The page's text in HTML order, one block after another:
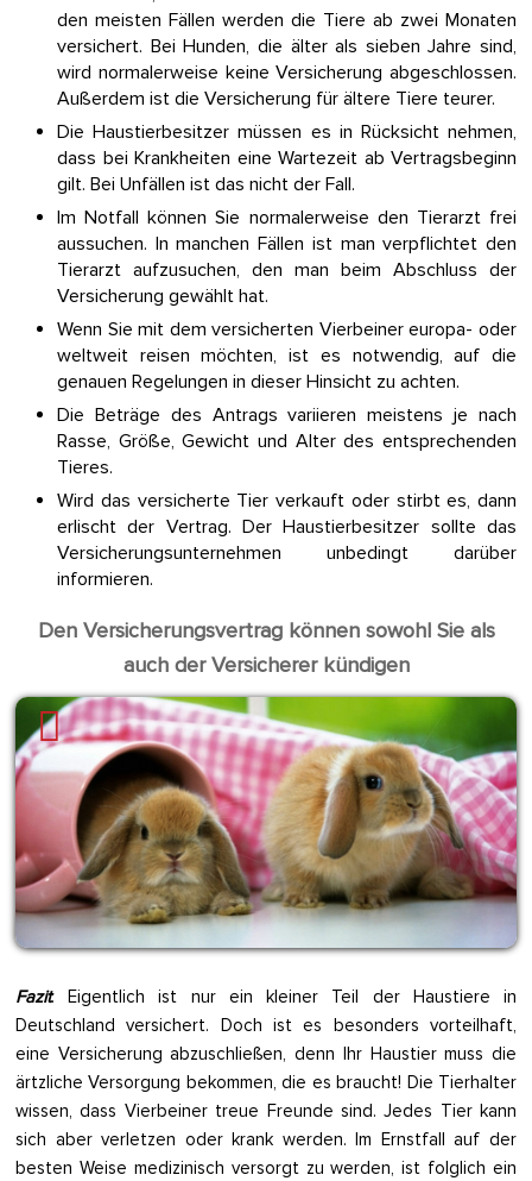
den meisten Fällen werden die Tiere ab zwei Monaten
versichert. Bei Hunden, die älter als sieben Jahre sind,
wird normalerweise keine Versicherung abgeschlossen.
Außerdem ist die Versicherung für ältere Tiere teurer.
Die Haustierbesitzer müssen es in Rücksicht nehmen,
dass bei Krankheiten eine Wartezeit ab Vertragsbeginn
gilt. Bei Unfällen ist das nicht der Fall.
Im Notfall können Sie normalerweise den Tierarzt frei
aussuchen. In manchen Fällen ist man verpflichtet den
Tierarzt aufzusuchen, den man beim Abschluss der
Versicherung gewählt hat.
Wenn Sie mit dem versicherten Vierbeiner europa- oder
weltweit reisen möchten, ist es notwendig, auf die
genauen Regelungen in dieser Hinsicht zu achten.
Die Beträge des Antrags variieren meistens je nach
Rasse, Größe, Gewicht und Alter des entsprechenden
Tieres.
Wird das versicherte Tier verkauft oder stirbt es, dann
erlischt der Vertrag. Der Haustierbesitzer sollte das
Versicherungsunternehmen unbedingt darüber
informieren.
Den Versicherungsvertrag können sowohl Sie als
auch der Versicherer kündigen
Fazit: Eigentlich ist nur ein kleiner Teil der Haustiere in
Deutschland versichert. Doch ist es besonders vorteilhaft,
eine Versicherung abzuschließen, denn Ihr Haustier muss die
ärtzliche Versorgung bekommen, die es braucht! Die Tierhalter
wissen, dass Vierbeiner treue Freunde sind. Jedes Tier kann
sich aber verletzen oder krank werden. Im Ernstfall auf der
besten Weise medizinisch versorgt zu werden, ist folglich ein